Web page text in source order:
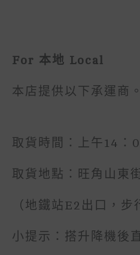
For 本地 Local
本店提供以下承運商。
取貨時間：上午14：
取貨地點：旺角山東
（地鐵站E2出口，步
小提示：搭升降機後